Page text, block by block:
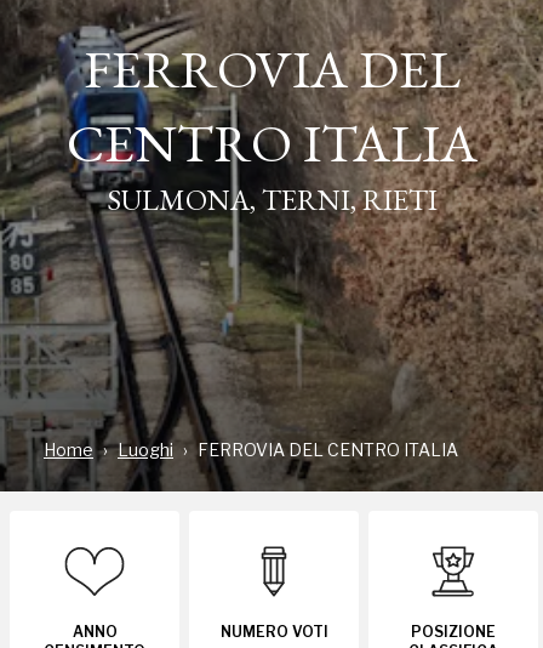
FERROVIA DEL
CENTRO ITALIA
SULMONA, TERNI, RIETI
Home Luoghi FERROVIA DEL CENTRO ITALIA
ANNO
NUMERO VOTI
POSIZIONE
SULMONA, TERNI, RIETI
INDIRIZZO
Viale Emilio Maraini, 8, RIETI, RI
regioni: l'Abruzzo, il Lazio e l'Umbria, attraversando
la catena degli Appennini. Si può ben definire “la
Sulmona arriva all'Aquila poi a Rieti ed infine a Terni,